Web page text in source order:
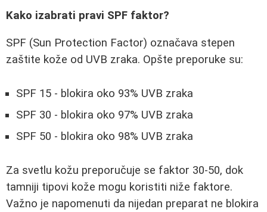
Kako izabrati pravi SPF faktor?
SPF (Sun Protection Factor) označava stepen
zaštite kože od UVB zraka. Opšte preporuke su:
SPF 15 - blokira oko 93% UVB zraka
SPF 30 - blokira oko 97% UVB zraka
SPF 50 - blokira oko 98% UVB zraka
Za svetlu kožu preporučuje se faktor 30-50, dok
tamniji tipovi kože mogu koristiti niže faktore.
Važno je napomenuti da nijedan preparat ne blokira